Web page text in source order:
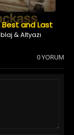
Best and Last
& Altyazı
0 YORUM